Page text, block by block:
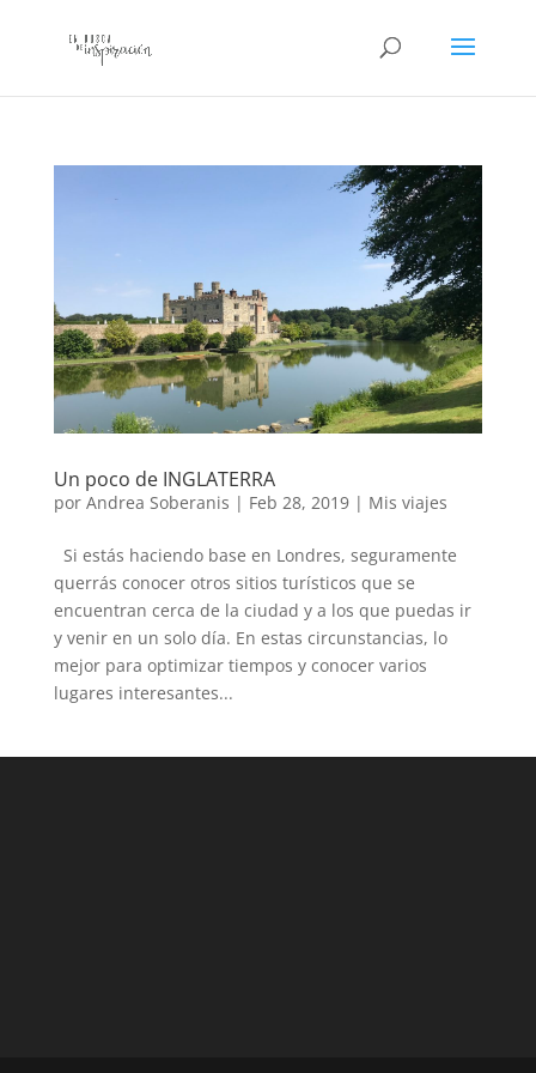
Un poco de INGLATERRA
por Andrea Soberanis | Feb 28, 2019| Mis viajes
Si estás haciendo base en Londres, seguramente
querrás conocer otros sitios turísticos que se
encuentran cerca de la ciudad y a los que puedas ir
y venir en un solo día. En estas circunstancias, lo
mejor para optimizar tiempos y conocer varios
lugares interesantes...